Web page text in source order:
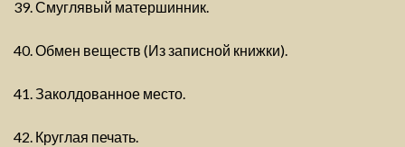
39. Смуглявый матершинник.
40. Обмен веществ (Из записной книжки).
41. Заколдованное место.
42. Круглая печать.